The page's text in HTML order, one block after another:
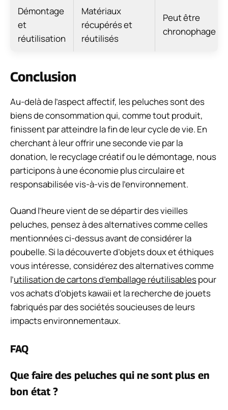
Démontage
et
réutilisation
Matériaux
récupérés et
réutilisés
Peut être
chronophage
Conclusion
Au-delà de l’aspect affectif, les peluches sont des
biens de consommation qui, comme tout produit,
finissent par atteindre la fin de leur cycle de vie. En
cherchant à leur offrir une seconde vie par la
donation, le recyclage créatif ou le démontage, nous
participons à une économie plus circulaire et
responsabilisée vis-à-vis de l’environnement.
Quand l’heure vient de se départir des vieilles
peluches, pensez à des alternatives comme celles
mentionnées ci-dessus avant de considérer la
poubelle. Si la découverte d’objets doux et éthiques
vous intéresse, considérez des alternatives comme
l’utilisation de cartons d’emballage réutilisablespour
vos achats d’objets kawaii et la recherche de jouets
fabriqués par des sociétés soucieuses de leurs
impacts environnementaux.
FAQ
Que faire des peluches qui ne sont plus en
bon état ?